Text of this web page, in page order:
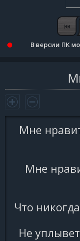
В версии ПК
Мне
Мне
Что
Не